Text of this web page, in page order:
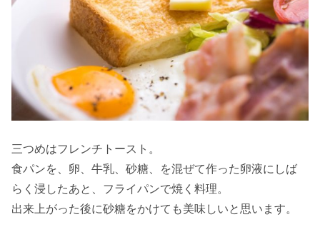
三つめはフレンチトースト。
食パンを、卵、牛乳、砂糖、を混ぜて作った卵液にしば
らく浸したあと、フライパンで焼く料理。
出来上がった後に砂糖をかけても美味しいと思います。